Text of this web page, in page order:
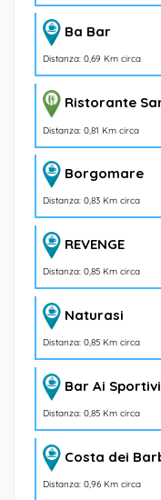
Ba Bar
Distanza: 0,69 Km circa
Ristorante
Distanza: 0,81 Km circa
Borgomare
Distanza: 0,83 Km circa
REVENGE
Distanza: 0,85 Km circa
Naturasi
Distanza: 0,85 Km circa
Bar Ai Sportivi
Distanza: 0,85 Km circa
Costa dei
Distanza: 0,96 Km circa